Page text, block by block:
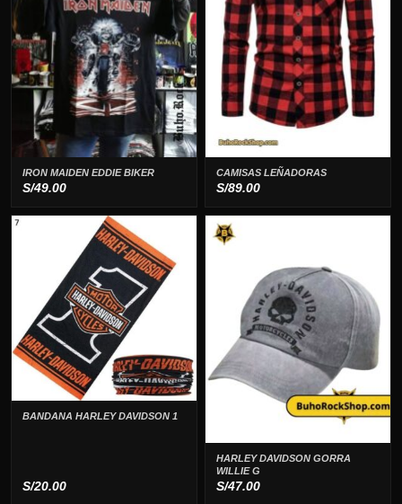
IRON MAIDEN EDDIE BIKER
S/49.00
CAMISAS LEÑADORAS
S/89.00
BANDANA HARLEY DAVIDSON 1
S/20.00
HARLEY DAVIDSON GORRA
WILLIE G
S/47.00